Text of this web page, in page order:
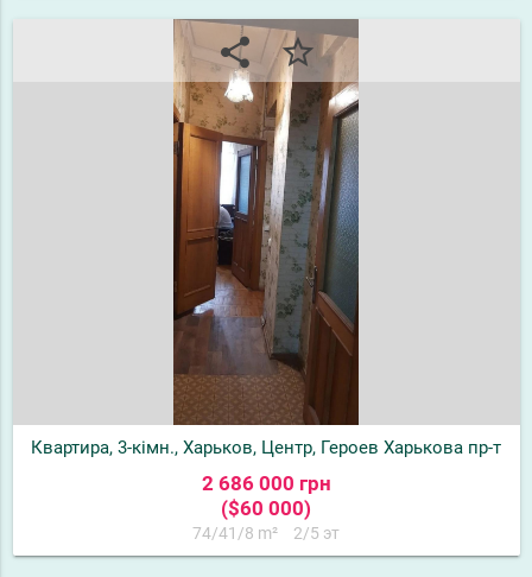
share star_border
Квартира, 3-кімн., Харьков, Центр, Героев Харькова пр-т
2 686 000 грн
($60 000)
74/41/8 m² 2/5 эт